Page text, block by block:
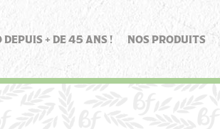
DEPUIS + DE 45 ANS ! NOS PRODUITS